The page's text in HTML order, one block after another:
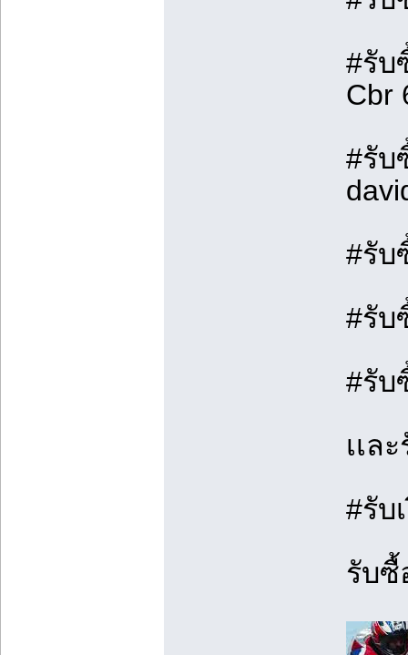
#รับ
Cbr
#รับ
#รับ
#รับ
#รับ
เเล
#รับ
รับซื้